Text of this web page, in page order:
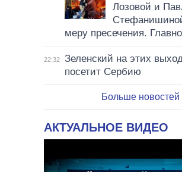
Лозовой и
меру пресечения.
22:32
Зеленский на этих
посетит Сербию
Больше новостей
АКТУАЛЬНОЕ ВИДЕО